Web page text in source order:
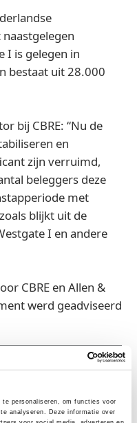
personaliseren, om functies voor
analyseren. Deze informatie over
I is gelegen in
bestaat uit 28.000
bij CBRE: “Nu de
en
zijn verruimd,
beleggers deze
met
blijkt uit de
I en andere
CBRE en Allen &
werd geadviseerd